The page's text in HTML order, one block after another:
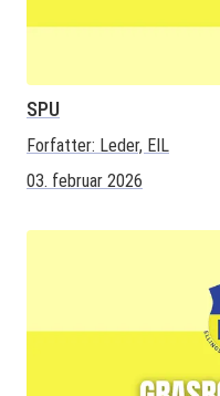
SPU
Forfatter: Leder, EIL
03. februar 2026